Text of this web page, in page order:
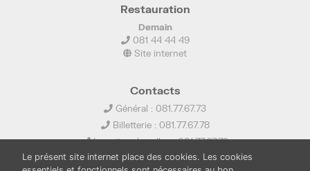
Restauration
Demain
081 44 44 49
Site internet
Contacts
Général : 081.77.67.73
Billetterie : 081.77.67.78
Location de salles : 081.77.67.79
info@ledelta.be
Le présent site internet place des cookies. Les cookies